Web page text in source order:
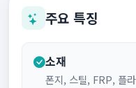
주요 특징
소재
폰지, 스틸, FRP, 플